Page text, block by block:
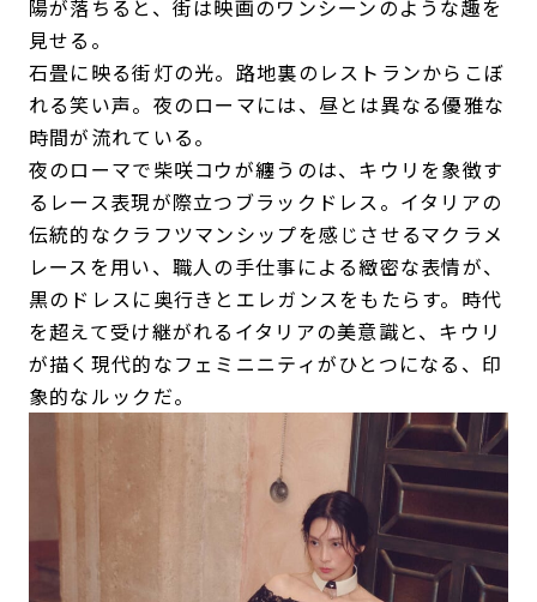
陽が落ちると、街は映画のワンシーンのような趣を
見せる。
石畳に映る街灯の光。路地裏のレストランからこぼ
れる笑い声。夜のローマには、昼とは異なる優雅な
時間が流れている。
夜のローマで柴咲コウが纏うのは、キウリを象徴す
るレース表現が際立つブラックドレス。イタリアの
伝統的なクラフツマンシップを感じさせるマクラメ
レースを用い、職人の手仕事による緻密な表情が、
黒のドレスに奥行きとエレガンスをもたらす。時代
を超えて受け継がれるイタリアの美意識と、キウリ
が描く現代的なフェミニニティがひとつになる、印
象的なルックだ。